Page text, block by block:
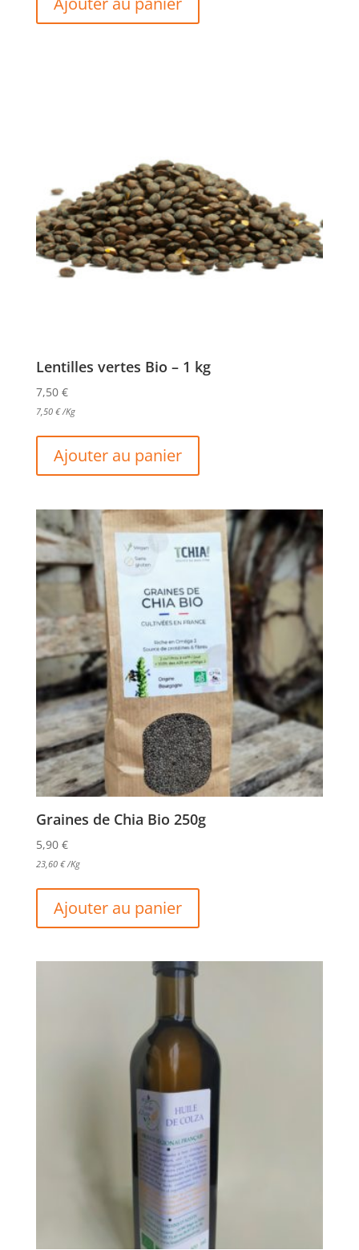
Lentilles vertes Bio – 1 kg
7,50 €
7,50 € /Kg
Ajouter au panier
Graines de Chia Bio 250g
5,90 €
23,60 € /Kg
Ajouter au panier